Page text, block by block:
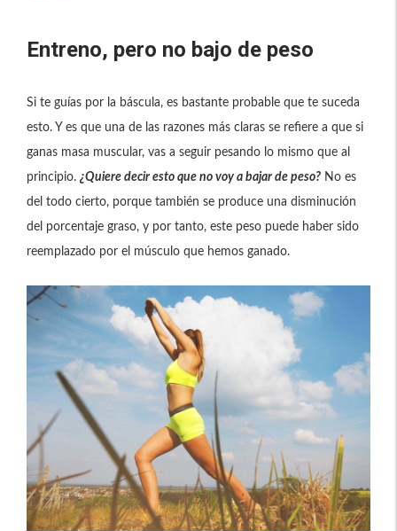
Entreno, pero no bajo de peso
Si te guías por la báscula, es bastante probable que te suceda
esto. Y es que una de las razones más claras se refiere a que si
ganas masa muscular, vas a seguir pesando lo mismo que al
principio. ¿Quiere decir esto que no voy a bajar de peso? No es
del todo cierto, porque también se produce una disminución
del porcentaje graso, y por tanto, este peso puede haber sido
reemplazado por el músculo que hemos ganado.